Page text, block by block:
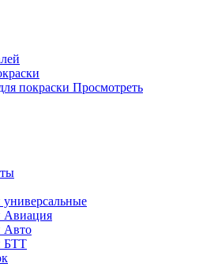
покраски Просмотреть
Авиация
Авто
БТТ